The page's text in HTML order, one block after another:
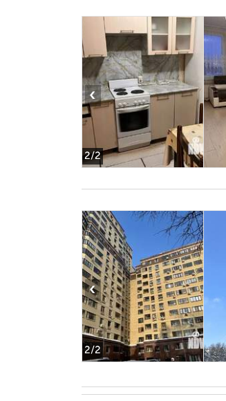
2/2
‹
2/2
‹